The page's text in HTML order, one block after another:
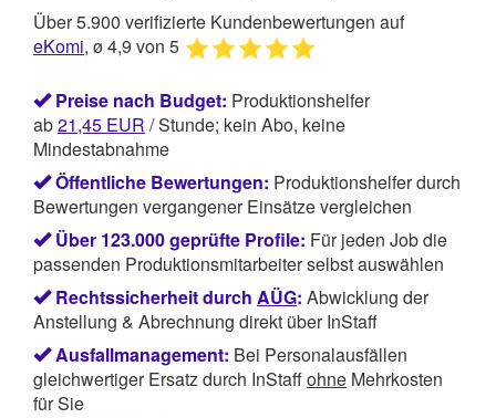
Über 5.900 verifizierte Kundenbewertungen auf
eKomi, ø 4,9 von 5
Preise nach Budget: Produktionshelfer
ab21,45 EUR / Stunde; kein Abo, keine
Mindestabnahme
Öffentliche Bewertungen: Produktionshelfer durch
Bewertungen vergangener Einsätze vergleichen
Über 123.000 geprüfte Profile: Für jeden Job die
passenden Produktionsmitarbeiter selbst auswählen
Rechtssicherheit durch AÜG: Abwicklung der
Anstellung & Abrechnung direkt über InStaff
Ausfallmanagement: Bei Personalausfällen
gleichwertiger Ersatz durch InStaffohne Mehrkosten
für Sie